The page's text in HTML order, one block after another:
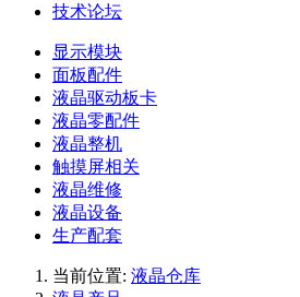
技术论坛
显示模块
面板配件
液晶驱动板卡
液晶零配件
液晶整机
触摸屏相关
液晶维修
液晶设备
生产配套
当前位置: 液晶仓库